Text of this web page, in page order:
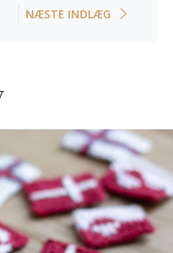
NÆSTE INDLÆG